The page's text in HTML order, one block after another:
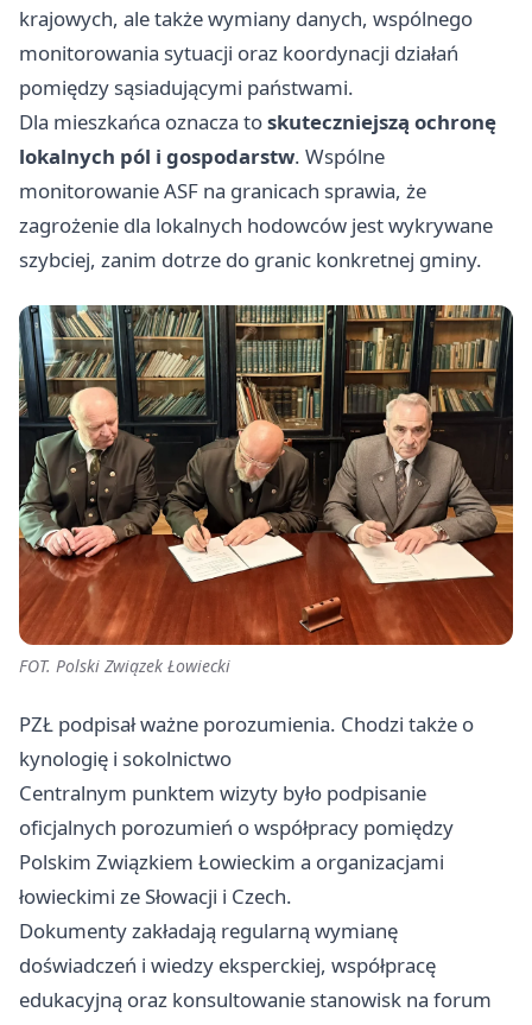
krajowych, ale także wymiany danych, wspólnego
monitorowania sytuacji oraz koordynacji działań
pomiędzy sąsiadującymi państwami.
Dla mieszkańca oznacza toskuteczniejszą ochronę
lokalnych pól i gospodarstw. Wspólne
monitorowanie ASF na granicach sprawia, że
zagrożenie dla lokalnych hodowców jest wykrywane
szybciej, zanim dotrze do granic konkretnej gminy.
FOT. Polski Związek Łowiecki
PZŁ podpisał ważne porozumienia. Chodzi także o
kynologię i sokolnictwo
Centralnym punktem wizyty było podpisanie
oficjalnych porozumień o współpracy pomiędzy
Polskim Związkiem Łowieckim a organizacjami
łowieckimi ze Słowacji i Czech.
Dokumenty zakładają regularną wymianę
doświadczeń i wiedzy eksperckiej, współpracę
edukacyjną oraz konsultowanie stanowisk na forum